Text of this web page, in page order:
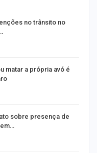
no trânsito no
matar a própria avó é
sobre presença de